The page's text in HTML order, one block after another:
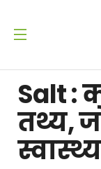
Salt :
तथ्य,